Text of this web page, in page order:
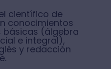
científico de
conocimientos
(álgebra
e integral),
y redacción